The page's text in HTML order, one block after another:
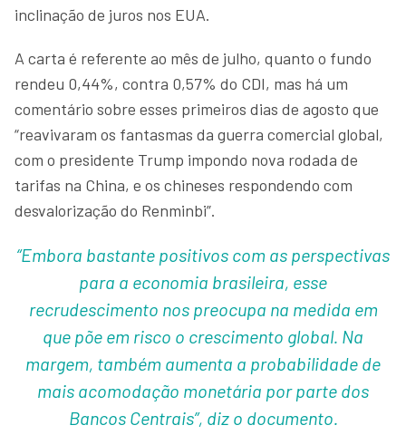
inclinação de juros nos EUA.
A carta é referente ao mês de julho, quanto o fundo
rendeu 0,44%, contra 0,57% do CDI, mas há um
comentário sobre esses primeiros dias de agosto que
“reavivaram os fantasmas da guerra comercial global,
com o presidente Trump impondo nova rodada de
tarifas na China, e os chineses respondendo com
desvalorização do Renminbi”.
“Embora bastante positivos com as perspectivas
para a economia brasileira, esse
recrudescimento nos preocupa na medida em
que põe em risco o crescimento global. Na
margem, também aumenta a probabilidade de
mais acomodação monetária por parte dos
Bancos Centrais”, diz o documento.